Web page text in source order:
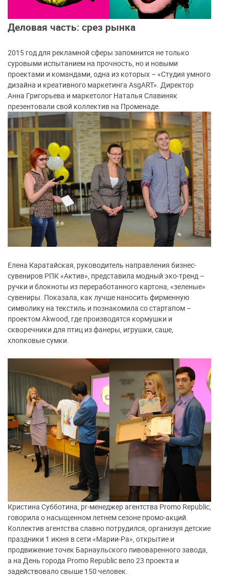
Деловая часть: срез рынка
2015 год для рекламной сферы запомнится не только
суровыми испытанием на прочность, но и новыми
проектами и командами, одна из которых – «Студия умного
дизайна и креативного маркетинга AsgART». Директор
Анна Григорьева и маркетолог Наталья Славиняк
презентовали свой коллектив на Променаде.
Елена Каратайская, руководитель направления бизнес-
сувениров РПК «Актив», представила модный эко-тренд –
ручки и блокноты из переработанного картона, «зеленые»
сувениры. Показала, как лучше наносить фирменную
символику на текстиль и познакомила со стартапом –
проектом Akwood, где производятся кормушки и
скворечники для птиц из фанеры, игрушки, саше,
хлопковые сумки.
Кристина Субботина, pr-менеджер агентства Promo Republiс,
говорила о насыщенном летнем сезоне промо-акций.
Коллектив агентства славно потрудился, организуя детские
праздники 1 июня в сети «Марии-Ра», открытие и
продвижение точек Барнаульского пивоваренного завода,
а на День города Promo Republiс вело 23 проекта и
задействовало свыше 150 человек.